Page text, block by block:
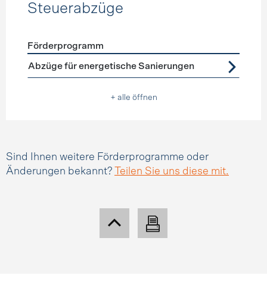
Steuerabzüge
Förderprogramme Steuerabzüge
Förderprogramm
Abzüge für energetische Sanierungen
+ alle öffnen
Sind Ihnen weitere Förderprogramme oder
Änderungen bekannt?
Teilen Sie uns diese mit.